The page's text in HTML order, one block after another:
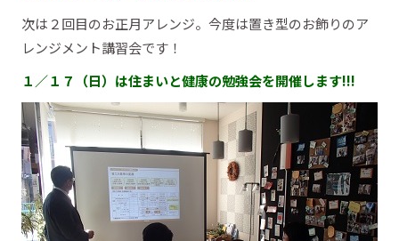
次は２回目のお正月アレンジ。今度は置き型のお飾りのア
レンジメント講習会です！
１／１７（日）は住まいと健康の勉強会を開催します!!!